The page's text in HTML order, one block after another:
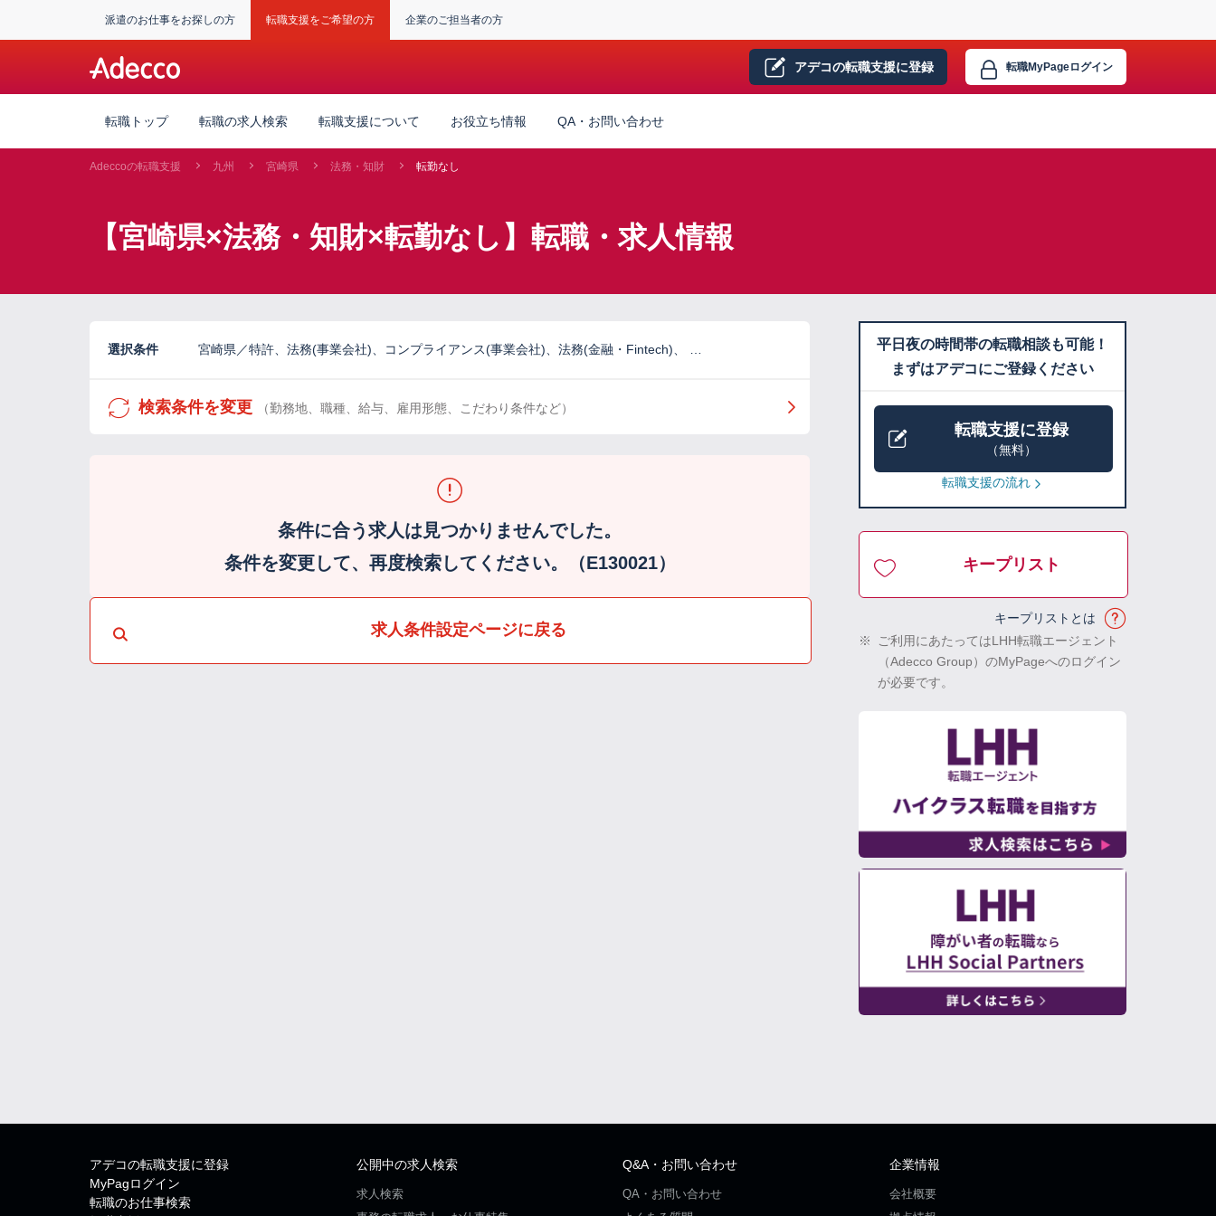
派遣のお仕事をお探しの方 転職支援をご希望の方 企業のご担当者の方
アデコの転職支援に登録 転職MyPageログイン
転職トップ 転職の求人検索 転職支援について お役立ち情報 QA・お問い合わせ
Adeccoの転職支援 九州 宮崎県 法務・知財 転勤なし
【宮崎県×法務・知財×転勤なし】転職・求人情報
選択条件 宮崎県／特許、法務(事業会社)、コンプライアンス(事業会社)、法務(金融・Fintech)、 …
検索条件を変更 （勤務地、職種、給与、雇用形態、こだわり条件など）
条件に合う求人は見つかりませんでした。
条件を変更して、再度検索してください。（E130021）
求人条件設定ページに戻る
平日夜の時間帯の転職相談も可能！
まずはアデコにご登録ください
転職支援に登録
（無料）
転職支援の流れ
キープリスト
キープリストとは
※
ご利用にあたってはLHH転職エージェント
（Adecco Group）のMyPageへのログイン
が必要です。
アデコの転職支援に登録
MyPagログイン
転職のお仕事検索
公開中の求人検索
求人検索
Q&A・お問い合わせ
QA・お問い合わせ
企業情報
会社概要